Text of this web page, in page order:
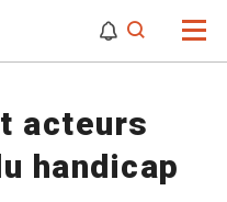
acteurs
handicap